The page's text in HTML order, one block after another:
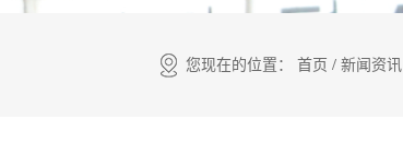
您现在的位置： 首页 / 新闻资讯